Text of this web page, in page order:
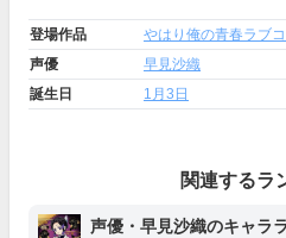
登場作品
やはり俺の青春ラブ
声優
早見沙織
誕生日
1月3日
関連するラ
声優・早見沙織のキャラ